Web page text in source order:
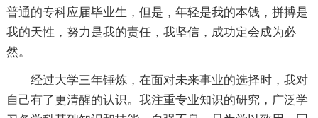
普通的专科应届毕业生，但是，年轻是我的本钱，拼搏是
我的天性，努力是我的责任，我坚信，成功定会成为必
然。
经过大学三年锤炼，在面对未来事业的选择时，我对
自己有了更清醒的认识。我注重专业知识的研究，广泛学